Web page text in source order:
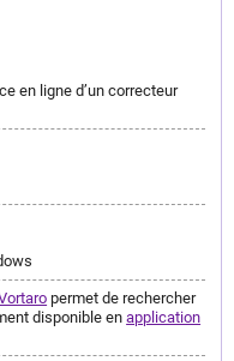
en ligne d’un correcteur
permet de rechercher
disponible enapplication